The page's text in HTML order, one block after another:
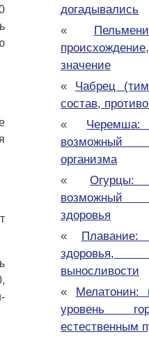
догадывались
«
значение
« Чабрец
состав,
«
организма
«
здоровья
«
здоровья,
выносливости
«
Мелатонин:
уровень
естественным